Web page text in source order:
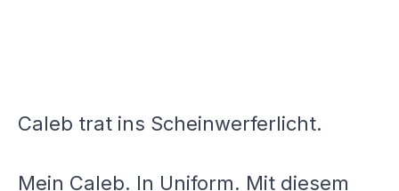
Caleb trat ins Scheinwerferlicht.
Mein Caleb. In Uniform. Mit diesem